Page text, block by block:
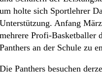
um holte sich Sport­leh­rer
Unter­stüt­zung. Anfang
mehre­re Profi-Baske­t­­bal­­ler
Panthers an der Schule zu
Die Panthers besuchen